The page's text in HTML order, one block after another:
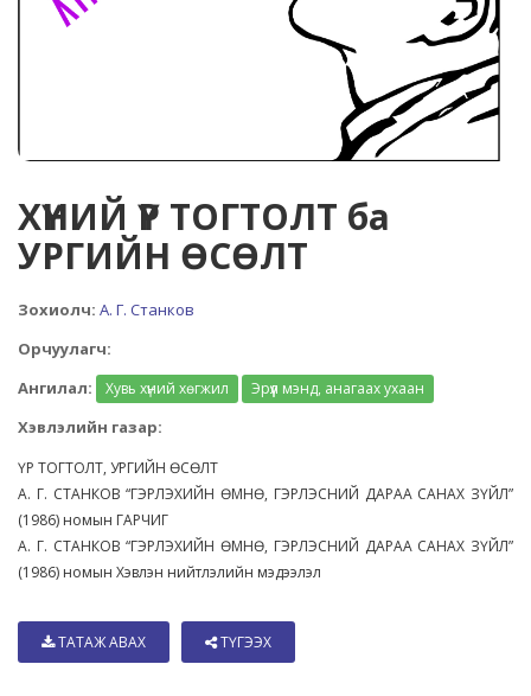
ХҮНИЙ ҮР ТОГТОЛТ ба
УРГИЙН ӨСӨЛТ
Зохиолч: А. Г. Станков
Орчуулагч:
Ангилал:
Хувь хүний хөгжил Эрүүл мэнд, анагаах ухаан
Хэвлэлийн газар:
ҮР ТОГТОЛТ, УРГИЙН ӨСӨЛТ
А. Г. СТАНКОВ “ГЭРЛЭХИЙН ӨМНӨ, ГЭРЛЭСНИЙ ДАРАА САНАХ ЗҮЙЛ”
(1986) номын ГАРЧИГ
А. Г. СТАНКОВ “ГЭРЛЭХИЙН ӨМНӨ, ГЭРЛЭСНИЙ ДАРАА САНАХ ЗҮЙЛ”
(1986) номын Хэвлэн нийтлэлийн мэдээлэл
ТАТАЖ АВАХ ТҮГЭЭХ